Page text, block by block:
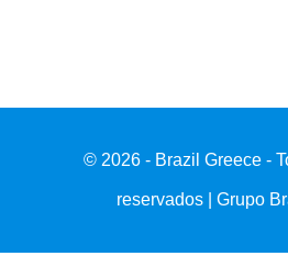
© 2026 - Brazil Greece -
reservados | Grupo